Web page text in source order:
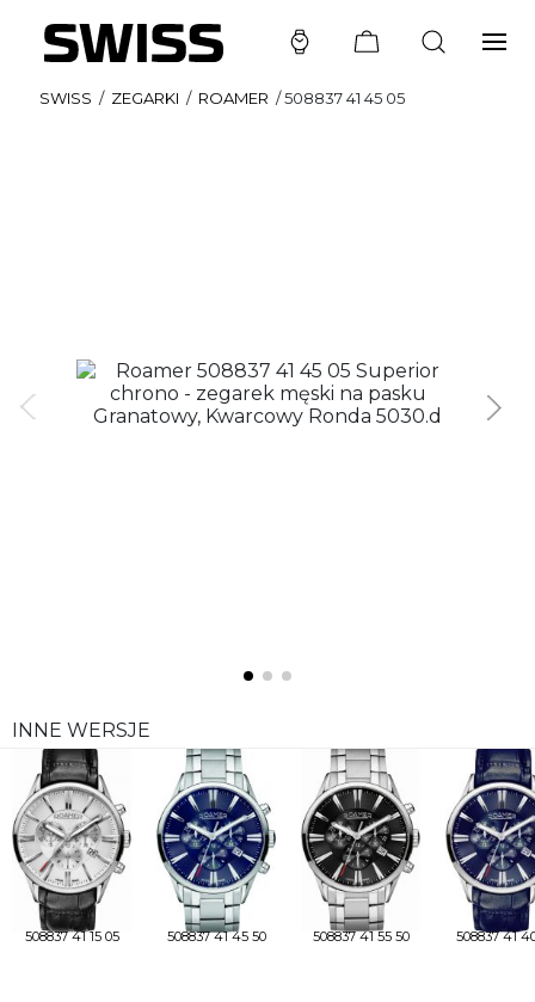
SWISS / ZEGARKI / ROAMER /508837 41 45 05
INNE WERSJE
508837 41 15 05 508837 41 45 50 508837 41 55 50 508837 41